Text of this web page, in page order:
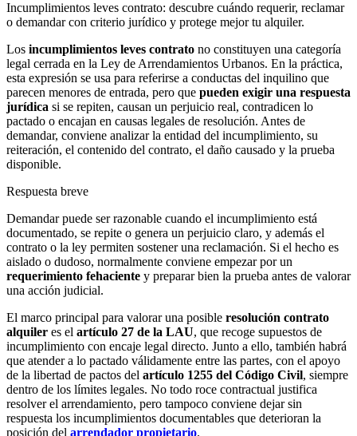
Incumplimientos leves contrato: descubre cuándo requerir, reclamar
o demandar con criterio jurídico y protege mejor tu alquiler.
Los incumplimientos leves contrato no constituyen una categoría
legal cerrada en la Ley de Arrendamientos Urbanos. En la práctica,
esta expresión se usa para referirse a conductas del inquilino que
parecen menores de entrada, pero que pueden exigir una respuesta
jurídica si se repiten, causan un perjuicio real, contradicen lo
pactado o encajan en causas legales de resolución. Antes de
demandar, conviene analizar la entidad del incumplimiento, su
reiteración, el contenido del contrato, el daño causado y la prueba
disponible.
Respuesta breve
Demandar puede ser razonable cuando el incumplimiento está
documentado, se repite o genera un perjuicio claro, y además el
contrato o la ley permiten sostener una reclamación. Si el hecho es
aislado o dudoso, normalmente conviene empezar por un
requerimiento fehaciente y preparar bien la prueba antes de valorar
una acción judicial.
El marco principal para valorar una posible resolución contrato
alquiler es el artículo 27 de la LAU, que recoge supuestos de
incumplimiento con encaje legal directo. Junto a ello, también habrá
que atender a lo pactado válidamente entre las partes, con el apoyo
de la libertad de pactos del artículo 1255 del Código Civil, siempre
dentro de los límites legales. No todo roce contractual justifica
resolver el arrendamiento, pero tampoco conviene dejar sin
respuesta los incumplimientos documentables que deterioran la
posición del arrendador propietario.